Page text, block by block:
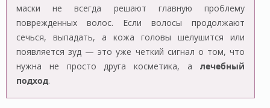
маски не всегда решают главную проблему
поврежденных волос. Если волосы продолжают
сечься, выпадать, а кожа головы шелушится или
появляется зуд — это уже четкий сигнал о том, что
нужна не просто друга косметика, а лечебный
подход.